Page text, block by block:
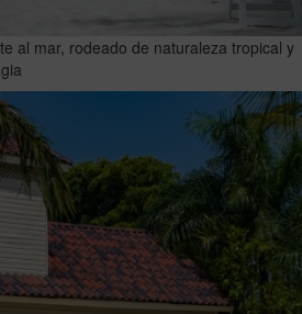
al mar, rodeado de naturaleza tropical y